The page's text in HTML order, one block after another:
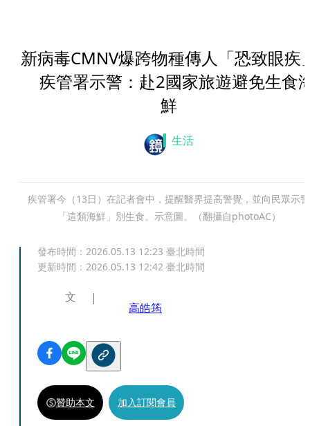
新病毒CMNV爆跨物種傳人「恐致眼疾
疾管署示警：赴2國家旅遊避免生食
鮮
生活
疾管署今（13日）在記者會中，提醒醫界提高警覺，並向民眾示警
「這類海鮮」別生食。示意圖。（翻攝自photoAC）
發布時間： 2026.05.13 12:23 臺北時間
更新時間： 2026.05.13 12:42 臺北時間
文
高皓筠
贊助本文 加入訂閱會員